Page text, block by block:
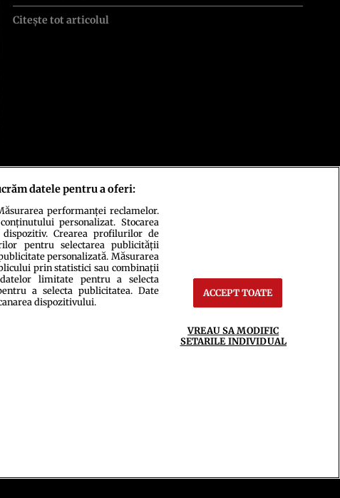
Citește tot articolul
integral scrierile publicistice purtătoare de Drepturi de Autor.
datele pentru a oferi:
performanței reclamelor.
personalizat. Stocarea
Crearea profilurilor de
pentru selectarea publicității
personalizată. Măsurarea
prin statistici sau combinații
limitate pentru a selecta
a selecta publicitatea. Date
dispozitivului.
ACCEPT TOATE
VREAU SA MODIFIC
SETARILE INDIVIDUAL